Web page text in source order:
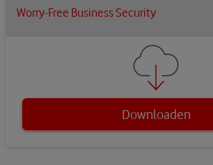
Worry-Free Business Security
Downloaden